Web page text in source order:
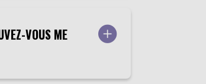
VOUS ME